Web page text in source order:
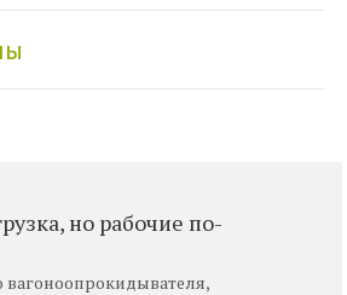
но рабочие по-